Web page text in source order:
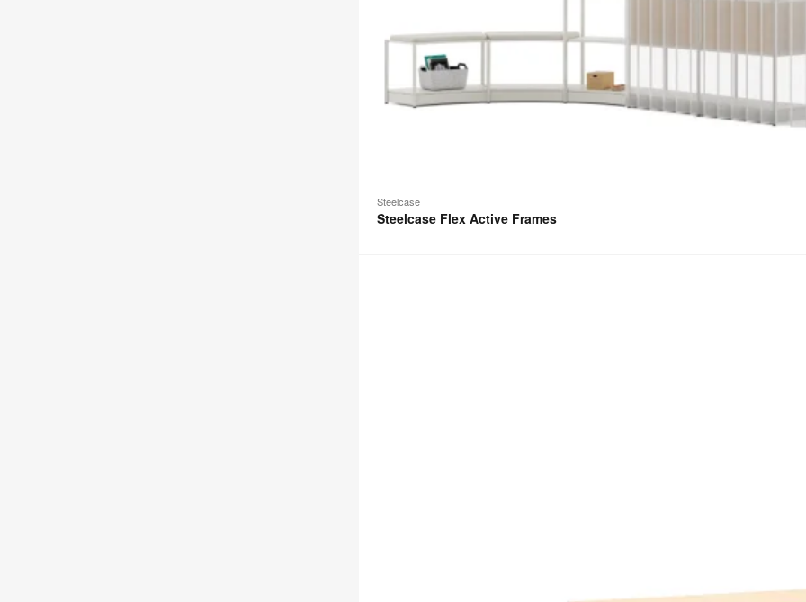
Steelcase
Steelcase Flex Active Frames